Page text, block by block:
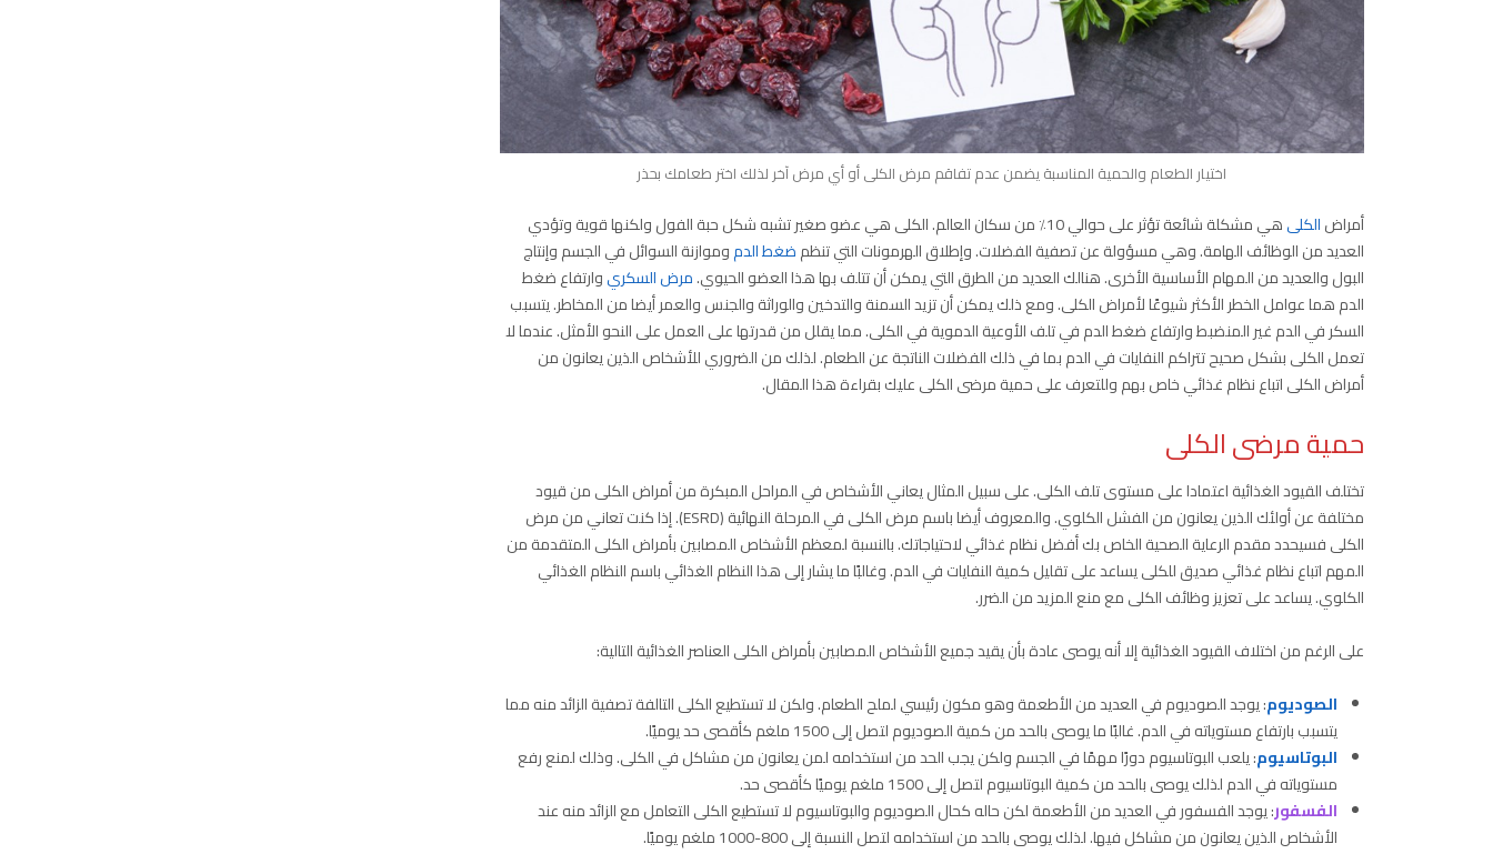
اختيار الطعام والحمية المناسبة يضمن عدم تفاقم مرض الكلى أو أي مرض آخر لذلك اختر طعامك بحذر
أمراضالكلى
هي مشكلة شائعة تؤثر على حوالي 10٪ من سكان العالم. الكلى هي عضو صغير تشبه شكل حبة الفول ولكنها قوية وتؤدي
العديد من الوظائف الهامة. وهي مسؤولة عن تصفية الفضلات. وإطلاق الهرمونات التي تنظمضغط الدموموازنة السوائل في الجسم وإنتاج
البول والعديد من المهام الأساسية الأخرى. هنالك العديد من الطرق التي يمكن أن تتلف بها هذا العضو الحيوي.مرض السكريوارتفاع ضغط
الدم هما عوامل الخطر الأكثر شيوعًا لأمراض الكلى. ومع ذلك يمكن أن تزيد السمنة والتدخين والوراثة والجنس والعمر أيضا من المخاطر. يتسبب
السكر في الدم غير المنضبط وارتفاع ضغط الدم في تلف الأوعية الدموية في الكلى. مما يقلل من قدرتها على العمل على النحو الأمثل. عندما لا
تعمل الكلى بشكل صحيح تتراكم النفايات في الدم بما في ذلك الفضلات الناتجة عن الطعام. لذلك من الضروري للأشخاص الذين يعانون من
أمراض الكلى اتباع نظام غذائي خاص بهم وللتعرف على حمية مرضى الكلى عليك بقراءة هذا المقال.
حمية مرضى الكلى
تختلف القيود الغذائية اعتمادا على مستوى تلف الكلى. على سبيل المثال يعاني الأشخاص في المراحل المبكرة من أمراض الكلى من قيود
مختلفة عن أولئك الذين يعانون من الفشل الكلوي. والمعروف أيضا باسم مرض الكلى في المرحلة النهائية (ESRD). إذا كنت تعاني من مرض
الكلى فسيحدد مقدم الرعاية الصحية الخاص بك أفضل نظام غذائي لاحتياجاتك. بالنسبة لمعظم الأشخاص المصابين بأمراض الكلى المتقدمة من
المهم اتباع نظام غذائي صديق للكلى يساعد على تقليل كمية النفايات في الدم. وغالبًا ما يشار إلى هذا النظام الغذائي باسم النظام الغذائي
الكلوي. يساعد على تعزيز وظائف الكلى مع منع المزيد من الضرر.
على الرغم من اختلاف القيود الغذائية إلا أنه يوصى عادة بأن يقيد جميع الأشخاص المصابين بأمراض الكلى العناصر الغذائية التالية:
الصوديوم: يوجد الصوديوم في العديد من الأطعمة وهو مكون رئيسي لملح الطعام. ولكن لا تستطيع الكلى التالفة تصفية الزائد منه مما
يتسبب بارتفاع مستوياته في الدم. غالبًا ما يوصى بالحد من كمية الصوديوم لتصل إلى 1500 ملغم كأقصى حد يوميًا.
البوتاسيوم: يلعب البوتاسيوم دورًا مهمًا في الجسم ولكن يجب الحد من استخدامه لمن يعانون من مشاكل في الكلى. وذلك لمنع رفع
مستوياته في الدم لذلك يوصى بالحد من كمية البوتاسيوم لتصل إلى 1500 ملغم يوميًا كأقصى حد.
الفسفور: يوجد الفسفور في العديد من الأطعمة لكن حاله كحال الصوديوم والبوتاسيوم لا تستطيع الكلى التعامل مع الزائد منه عند
الأشخاص الذين يعانون من مشاكل فيها. لذلك يوصى بالحد من استخدامه لتصل النسبة إلى 800-1000 ملغم يوميًا.